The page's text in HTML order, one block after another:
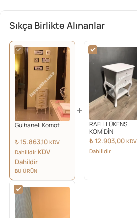
Sıkça Birlikte Alınanlar
Gülhaneli Komot
₺15.863,10 KDV
Dahilldir KDV
Dahildir
BU ÜRÜN
+
RAFLI LÜKENS
KOMİDİN
₺12.903,00 KDV
Dahilldir